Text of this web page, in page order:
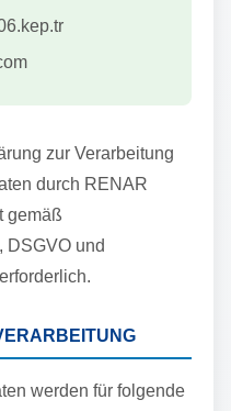
zur Verarbeitung
durch RENAR
gemäß
DSGVO und
werden für folgende